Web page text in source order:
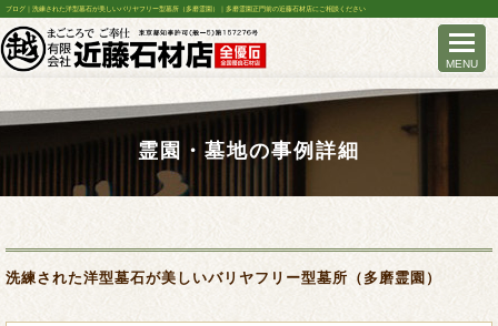
ブログ｜洗練された洋型墓石が美しいバリヤフリー型墓所（多磨霊園）｜多磨霊園正門前の近藤石材店にご相談ください
霊園・墓地の事例詳細
洗練された洋型墓石が美しいバリヤフリー型墓所（多磨霊園）